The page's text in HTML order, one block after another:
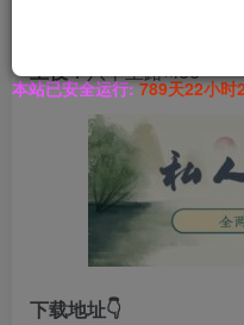
主役：八千里路×lee
下载地址👇
本站已安全运行: 789天22小时